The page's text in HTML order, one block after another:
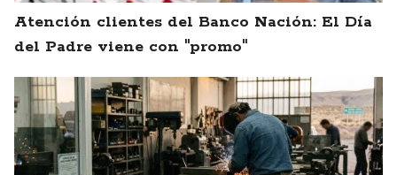
Atención clientes del Banco Nación: El Día
del Padre viene con "promo"